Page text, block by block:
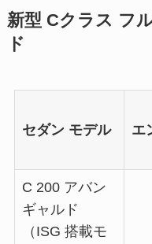
新型 Cクラス フ
ド
セダン モデル エ
C 200 アバン
ギャルド
（ISG 搭載モ